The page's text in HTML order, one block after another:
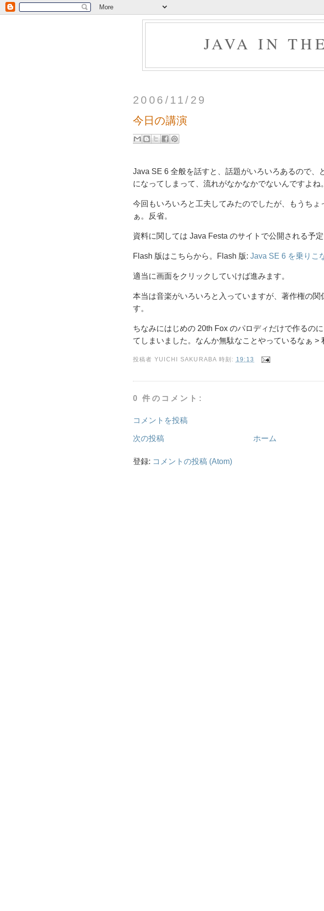
JAVA IN
2006/11/29
今日の講演
Java SE 6 全般を話すと、話題がいろいろあるので、
になってしまって、流れがなかなかでないんですよね。
今回もいろいろと工夫してみたのでしたが、もうちょ
ぁ。反省。
資料に関しては Java Festa のサイトで公開される予定
Flash 版はこちらから。Flash 版: Java SE 6 を乗りこ
適当に画面をクリックしていけば進みます。
本当は音楽がいろいろと入っていますが、著作権の関
す。
ちなみにはじめの 20th Fox のパロディだけで作るの
てしまいました。なんか無駄なことやっているなぁ >
投稿者 YUICHI SAKURABA 時刻: 19:13
0 件のコメント:
コメントを投稿
次の投稿 ホーム
登録: コメントの投稿 (Atom)